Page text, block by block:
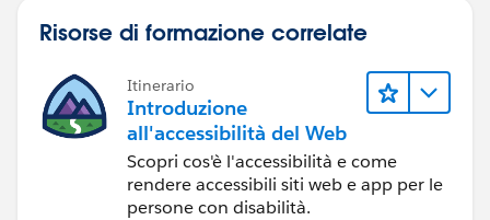
Risorse di formazione correlate
Itinerario
Introduzione
all'accessibilità del Web
Scopri cos'è l'accessibilità e come
rendere accessibili siti web e app per le
persone con disabilità.